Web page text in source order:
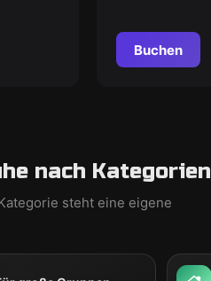
Buchen
nach Kategorien
steht eine eigene